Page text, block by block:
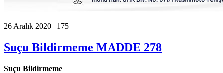
26 Aralık 2020 | 175
Suçu Bildirmeme MADDE 278
Suçu Bildirmeme